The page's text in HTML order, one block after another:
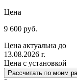
Цена
9 600 руб.
Цена актуальна до
13.08.2026 г.
Цена с установкой
Рассчитать по моим